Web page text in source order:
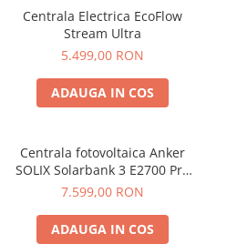
Vezi toate statiile
Accesorii Statii de Alimentare
Cauta dupa capacitate
Intre 1000-2000W
Intre 2000-3000W
Peste 3000W
Cauta dupa marca
Centrala Electrica EcoFlow
Stream Ultra
5.499,00 RON
ADAUGA IN COS
Centrala fotovoltaica Anker
SOLIX Solarbank 3 E2700 Pro
sistem Plug&Play DIY,
7.599,00 RON
ADAUGA IN COS